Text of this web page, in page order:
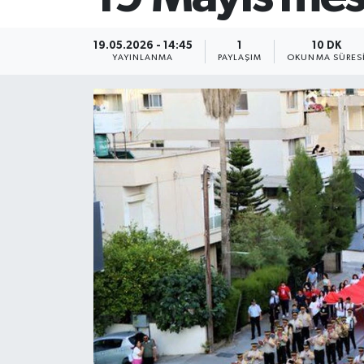
19.05.2026 - 14:45
YAYINLANMA
1
PAYLAŞIM
10 DK
OKUNMA